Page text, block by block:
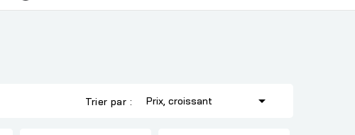
Trier par : Prix, croissant 